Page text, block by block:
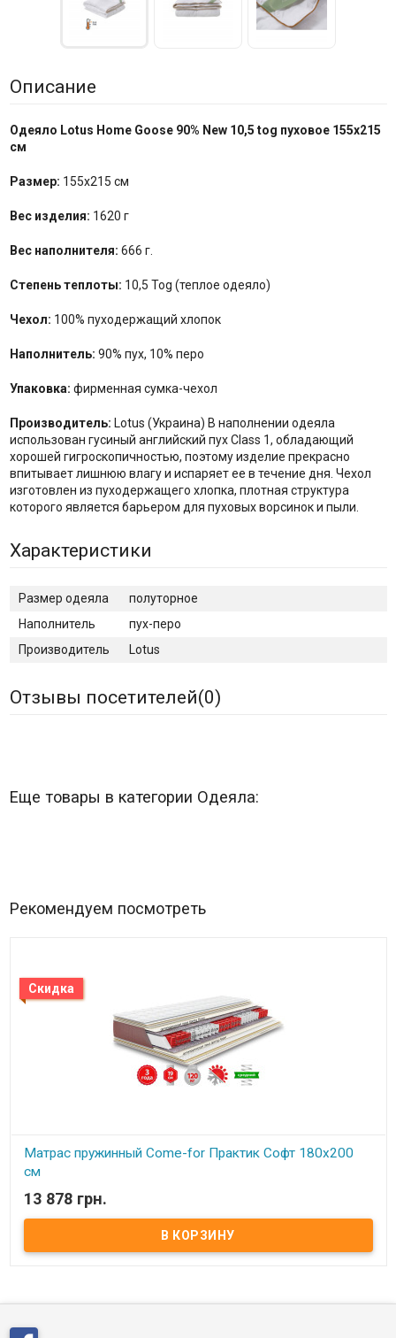
Описание
Одеяло Lotus Home Goose 90% New 10,5 tog пуховое 155х215
см
Размер: 155х215 см
Вес изделия: 1620 г
Вес наполнителя: 666 г.
Степень теплоты: 10,5 Tog (теплое одеяло)
Чехол: 100% пуходержащий хлопок
Наполнитель: 90% пух, 10% перо
Упаковка: фирменная сумка-чехол
Производитель: Lotus (Украина) В наполнении одеяла
использован гусиный английский пух Class 1, обладающий
хорошей гигроскопичностью, поэтому изделие прекрасно
впитывает лишнюю влагу и испаряет ее в течение дня. Чехол
изготовлен из пуходержащего хлопка, плотная структура
которого является барьером для пуховых ворсинок и пыли.
Характеристики
Размер одеяла
полуторное
Наполнитель
пух-перо
Производитель
Lotus
Отзывы посетителей(0)
Еще товары в категории Одеяла:
Рекомендуем посмотреть
Скидка
Матрас пружинный Come-for Практик Софт 180x200
см
В наличии
Матрас пружинный Come-for Практик Софт 180x200 см Высота:
19 см. Нагрузка на 1 спальное место: 120 кг. Вес: 12 кг/м.кв.
Внутреннее наполнение: Чехол зима/лето: трикотаж, синтепон,
for (Украина).
13 878 грн.